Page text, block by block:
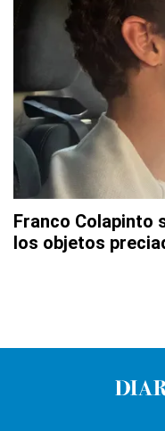
Franco Colapinto
los objetos